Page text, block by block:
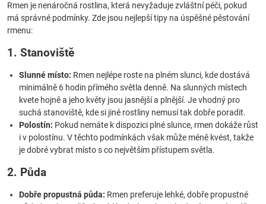
Rmen je nenáročná rostlina, která nevyžaduje zvláštní péči, pokud
má správné podmínky. Zde jsou nejlepší tipy na úspěšné pěstování
rmenu:
1. Stanoviště
Slunné místo: Rmen nejlépe roste na plném slunci, kde dostává
minimálně 6 hodin přímého světla denně. Na slunných místech
kvete hojně a jeho květy jsou jasnější a plnější. Je vhodný pro
suchá stanoviště, kde si jiné rostliny nemusí tak dobře poradit.
Polostín: Pokud nemáte k dispozici plné slunce, rmen dokáže růst
i v polostínu. V těchto podmínkách však může méně kvést, takže
je dobré vybrat místo s co největším přístupem světla.
2. Půda
Dobře propustná půda: Rmen preferuje lehké, dobře propustné